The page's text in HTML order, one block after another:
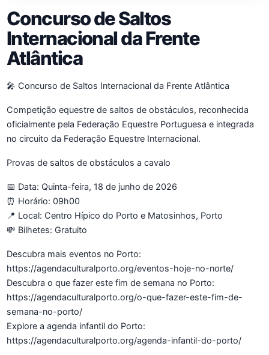
Concurso de Saltos
Internacional da Frente
Atlântica
🎤 Concurso de Saltos Internacional da Frente Atlântica
Competição equestre de saltos de obstáculos, reconhecida
oficialmente pela Federação Equestre Portuguesa e integrada
no circuito da Federação Equestre Internacional.
Provas de saltos de obstáculos a cavalo
📅 Data: Quinta-feira, 18 de junho de 2026
⏰ Horário: 09h00
📍 Local: Centro Hípico do Porto e Matosinhos, Porto
💸 Bilhetes: Gratuito
Descubra mais eventos no Porto:
https://agendaculturalporto.org/eventos-hoje-no-norte/
Descubra o que fazer este fim de semana no Porto:
https://agendaculturalporto.org/o-que-fazer-este-fim-de-
semana-no-porto/
Explore a agenda infantil do Porto:
https://agendaculturalporto.org/agenda-infantil-do-porto/